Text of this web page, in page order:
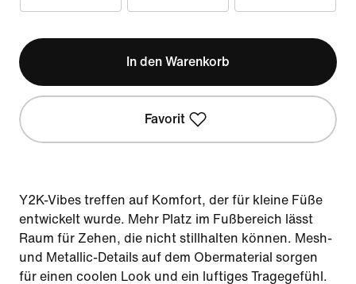
In den Warenkorb
Favorit
Y2K-Vibes treffen auf Komfort, der für kleine Füße
entwickelt wurde. Mehr Platz im Fußbereich lässt
Raum für Zehen, die nicht stillhalten können. Mesh-
und Metallic-Details auf dem Obermaterial sorgen
für einen coolen Look und ein luftiges Tragegefühl.